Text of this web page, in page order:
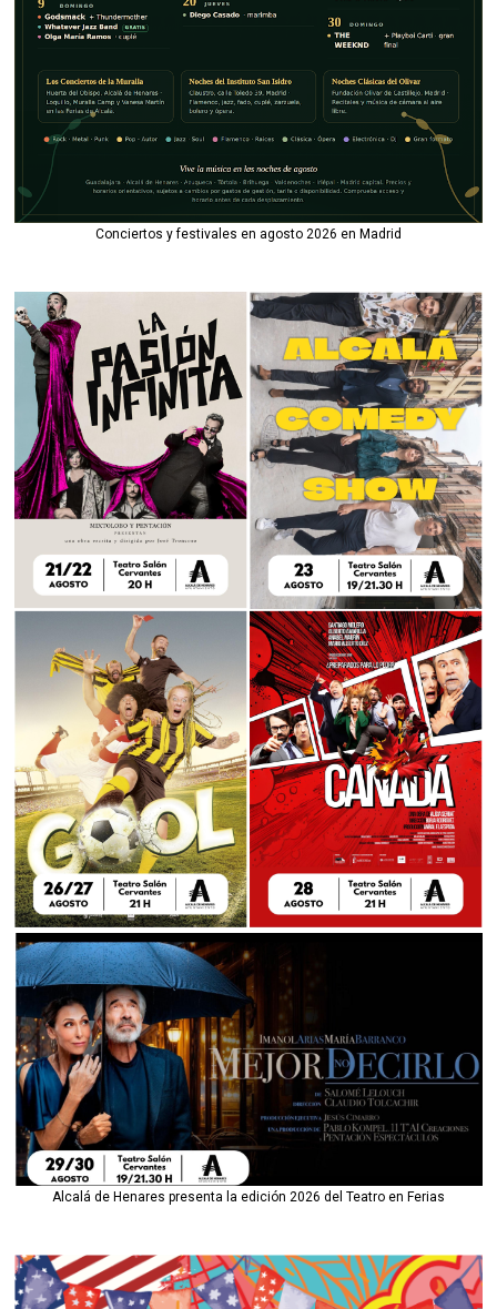
Conciertos y festivales en agosto 2026 en Madrid
Alcalá de Henares presenta la edición 2026 del Teatro en Ferias